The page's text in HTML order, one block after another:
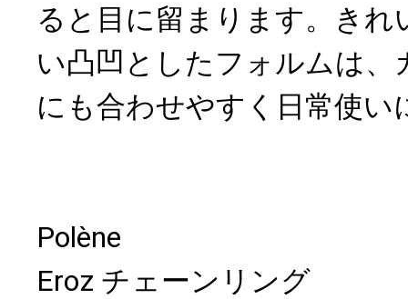
ると目に留まります。きれ
い凸凹としたフォルムは、
にも合わせやすく日常使い
Polène
Eroz チェーンリング